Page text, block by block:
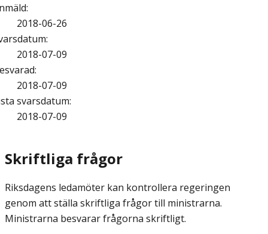
:
2018-06-26
:
2018-07-09
:
2018-07-09
svarsdatum:
2018-07-09
Skriftliga frågor
Riksdagens ledamöter kan kontrollera regeringen
genom att ställa skriftliga frågor till ministrarna.
Ministrarna besvarar frågorna skriftligt.